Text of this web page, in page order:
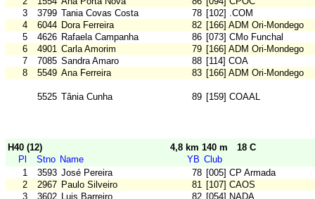
3
3799 Tania Covas Costa 78 [102] .COM
4
6044 Dora Ferreira 82 [166] ADM Ori-Mondego
5
4626 Rafaela Campanha 86 [073] CMo Funchal
6
4901 Carla Amorim 79 [166] ADM Ori-Mondego
7
7085 Sandra Amaro 88 [114] COA
8
5549 Ana Ferreira 83 [166] ADM Ori-Mondego
5525 Tânia Cunha 89 [159] COAAL
H40 (12) 4,8 km 140 m
18 C
Pl
Stno Name YB Club
1
3593 José Pereira 78 [005] CP Armada
2
2967 Paulo Silveiro 81 [107] CAOS
3
3602 Luis Barreiro 82 [054] NADA